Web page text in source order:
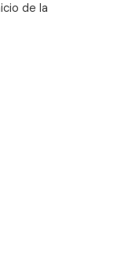
de la